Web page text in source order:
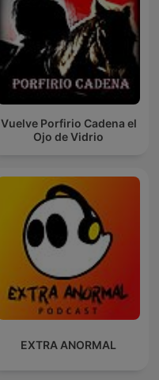
Vuelve Porfirio Cadena el
Ojo de Vidrio
EXTRA ANORMAL